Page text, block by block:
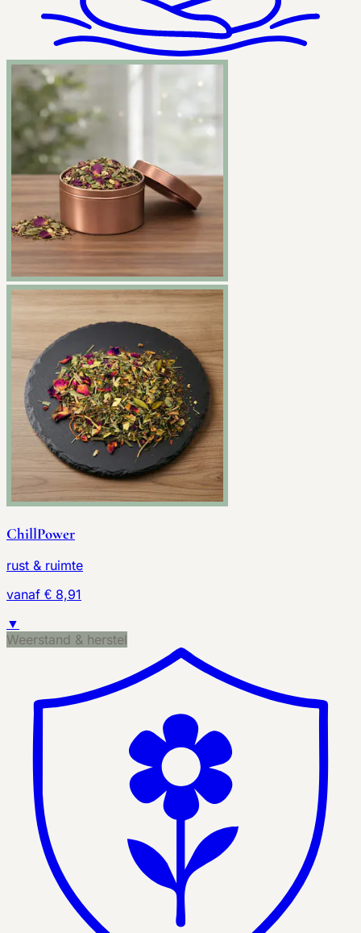
ChillPower
rust & ruimte
vanaf € 8,91
▼
Weerstand & herstel